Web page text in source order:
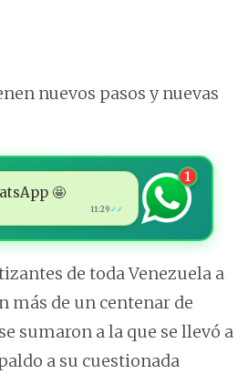
nuevos pasos y nuevas
🤩
11:29 ✓✓
1
de toda Venezuela a
más de un centenar de
sumaron a la que se llevó a
a su cuestionada